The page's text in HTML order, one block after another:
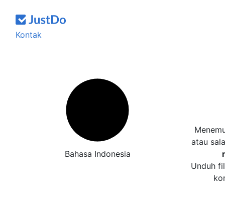
Kontak
Bahasa Indonesia
atau
Unduh